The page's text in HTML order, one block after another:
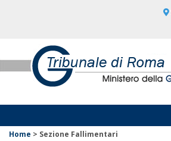
Home > Sezione Fallimentari